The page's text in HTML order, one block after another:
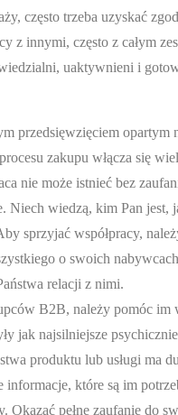
często trzeba uzyskać
z innymi, często z całym
uaktywnieni i
przedsięwzięciem
zakupu włącza się
nie może istnieć bez
Niech wiedzą, kim Pan
sprzyjać współpracy,
o swoich
relacji z nimi.
B2B, należy pomóc
jak najsilniejsze
produktu lub usługi ma
które są im
Okazać pełne zaufanie do